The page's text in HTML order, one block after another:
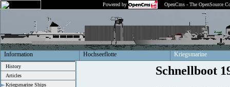
Powered by OpenCms - The OpenSource
Information Hochseeflotte Kriegsmarine
History
Articles
Kriegsmarine Ships
Schnellboot